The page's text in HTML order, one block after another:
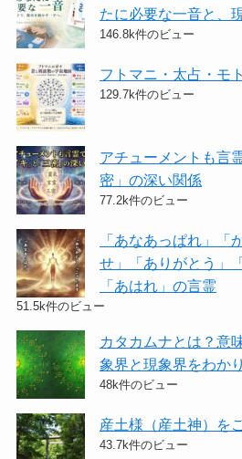
たに必要な一音と、
146.8k件のビュー
フトマニ・太占・モ
129.7k件のビュー
アチューメントも言
密」の深い関係
77.2k件のビュー
「あなあっぱれ」「
せ」「ありがとう」
「あはれ」の言霊
51.5k件のビュー
カタカムナとは？意
象界と現象界をわか
48k件のビュー
産土様（産土神）を
43.7k件のビュー